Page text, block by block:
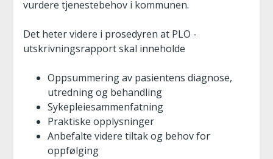
vurdere tjenestebehov i kommunen.
Det heter videre i prosedyren at PLO -
utskrivningsrapport skal inneholde
Oppsummering av pasientens diagnose,
utredning og behandling
Sykepleiesammenfatning
Praktiske opplysninger
Anbefalte videre tiltak og behov for
oppfølging